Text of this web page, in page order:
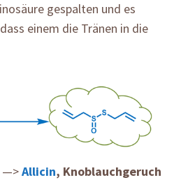
gespalten und es
einem die Tränen in die
—>Allicin, Knoblauchgeruch